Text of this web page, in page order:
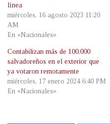
línea
miércoles, 16 agosto 2023 11:20
AM
En «Nacionales»
Contabilizan más de 100,000
salvadoreños en el exterior que
ya votaron remotamente
miércoles, 17 enero 2024 6:40 PM
En «Nacionales»